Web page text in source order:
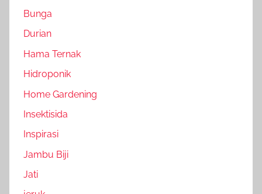
Bunga
Durian
Hama Ternak
Hidroponik
Home Gardening
Insektisida
Inspirasi
Jambu Biji
Jati